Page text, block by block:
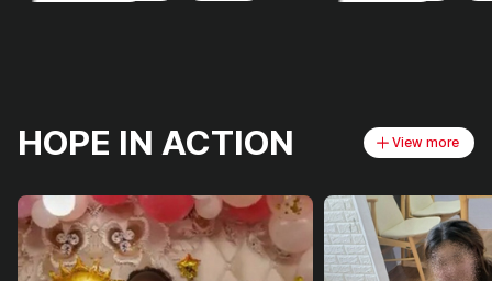
HOPE IN ACTION View more